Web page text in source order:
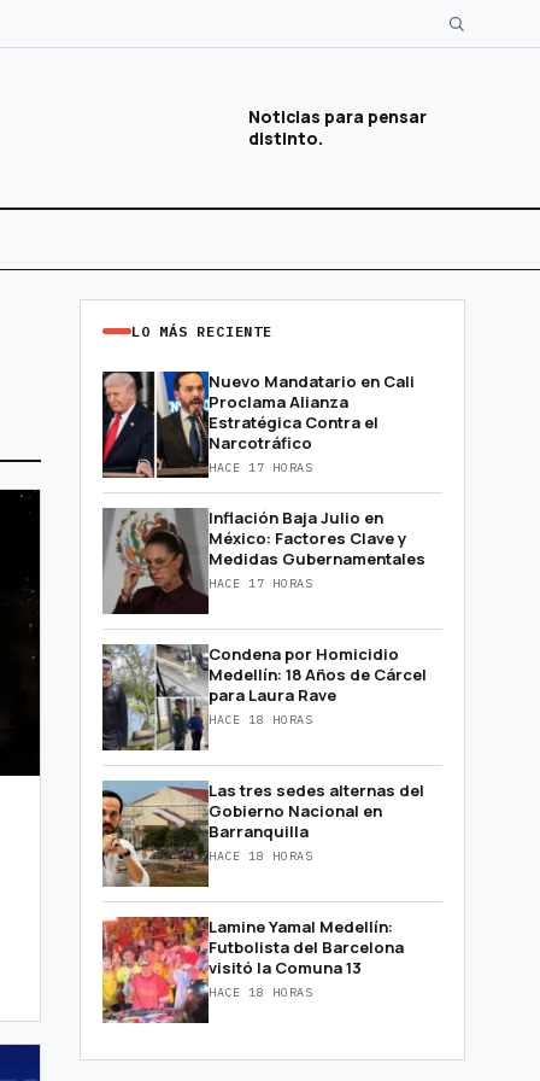
Noticias para pensar
distinto.
LO MÁS RECIENTE
Nuevo Mandatario en Cali
Proclama Alianza
Estratégica Contra el
Narcotráfico
HACE 17 HORAS
Inflación Baja Julio en
México: Factores Clave y
Medidas Gubernamentales
HACE 17 HORAS
Condena por Homicidio
Medellín: 18 Años de Cárcel
para Laura Rave
HACE 18 HORAS
Las tres sedes alternas del
Gobierno Nacional en
Barranquilla
HACE 18 HORAS
Lamine Yamal Medellín:
Futbolista del Barcelona
visitó la Comuna 13
HACE 18 HORAS